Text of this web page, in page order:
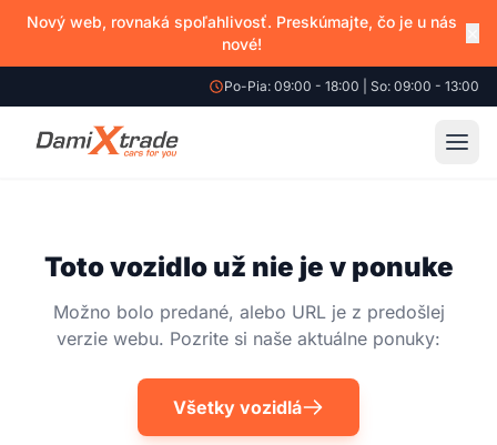
Nový web, rovnaká spoľahlivosť. Preskúmajte, čo je u nás
nové!
Po-Pia: 09:00 - 18:00 | So: 09:00 - 13:00
Toto vozidlo už nie je v ponuke
Možno bolo predané, alebo URL je z predošlej
verzie webu. Pozrite si naše aktuálne ponuky:
Všetky vozidlá